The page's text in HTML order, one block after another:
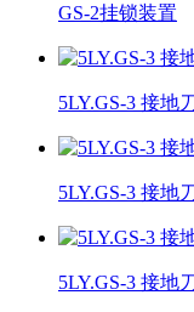
GS-2挂锁装置
5LY.GS-3 接地
5LY.GS-3 接地
5LY.GS-3 接地